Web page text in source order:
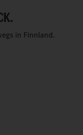
in Finnland.